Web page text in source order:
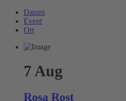
Datum
Event
Ort
7 Aug
Rosa Rost